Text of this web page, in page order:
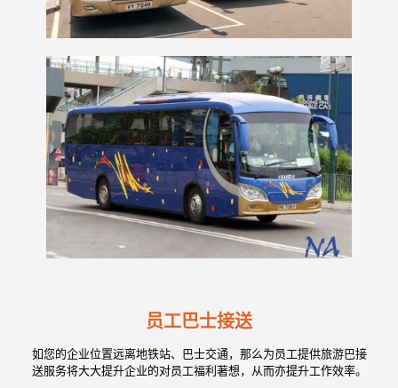
员工巴士接送
如您的企业位置远离地铁站、巴士交通，那么为员工提供旅游巴接
送服务将大大提升企业的对员工福利著想，从而亦提升工作效率。